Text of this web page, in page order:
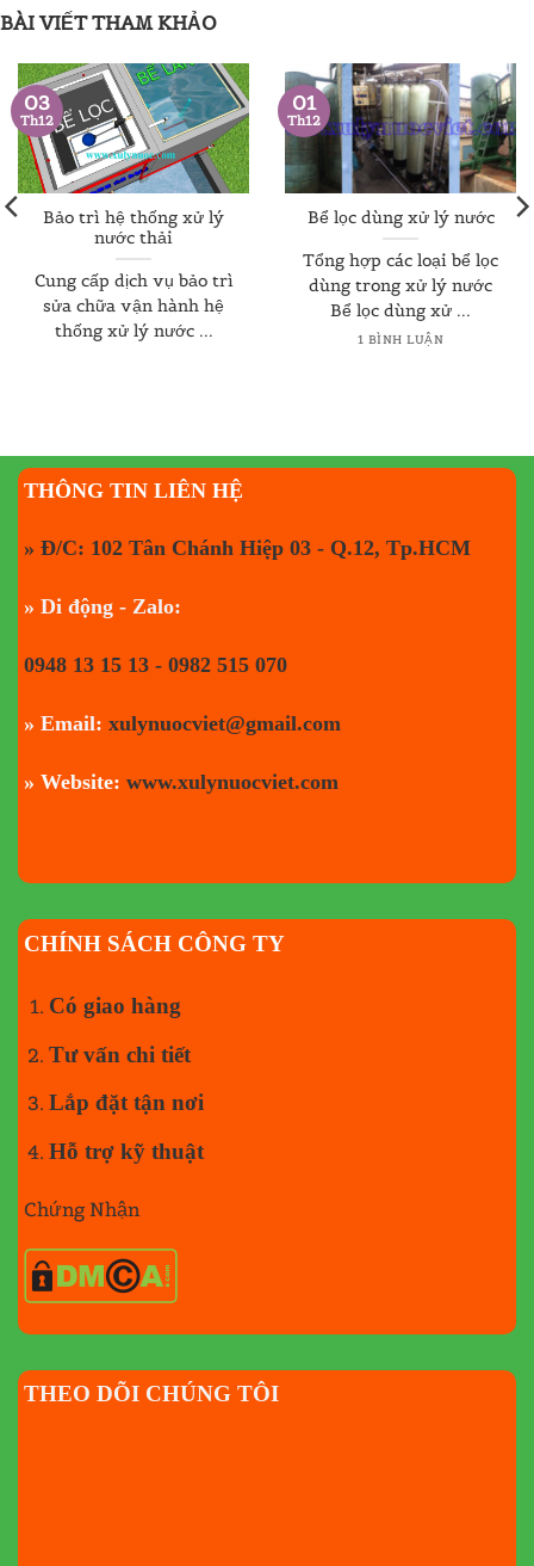
BÀI VIẾT THAM KHẢO
Bảo trì hệ thống xử lý
nước thải
Cung cấp dịch vụ bảo trì
sửa chữa vận hành hệ
thống xử lý nước ...
03
Th12
Bể lọc dùng xử lý nước
Tổng hợp các loại bể lọc
dùng trong xử lý nước
Bể lọc dùng xử ...
1 BÌNH LUẬN
01
Th12
THÔNG TIN LIÊN HỆ
» Đ/C: 102 Tân Chánh Hiệp 03 - Q.12, Tp.HCM
» Di động - Zalo:
0948 13 15 13 - 0982 515 070
» Email: xulynuocviet@gmail.com
» Website: www.xulynuocviet.com
CHÍNH SÁCH CÔNG TY
Có giao hàng
Tư vấn chi tiết
Lắp đặt tận nơi
Hỗ trợ kỹ thuật
Chứng Nhận
THEO DÕI CHÚNG TÔI